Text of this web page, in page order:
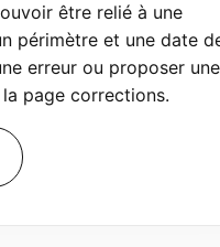
être relié à une
périmètre et une date
erreur ou proposer une
page corrections.